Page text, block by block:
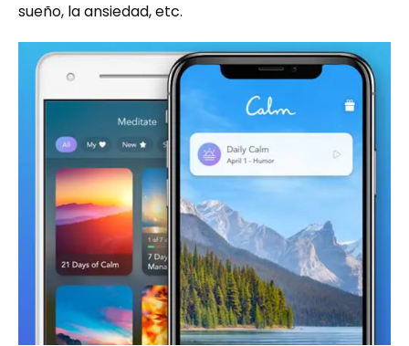
sueño, la ansiedad, etc.